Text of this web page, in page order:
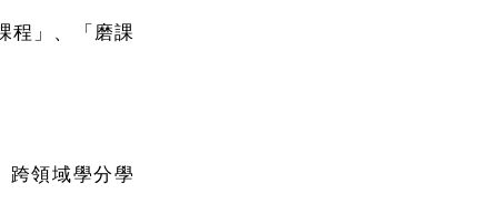
程」、「磨課
跨領域學分學